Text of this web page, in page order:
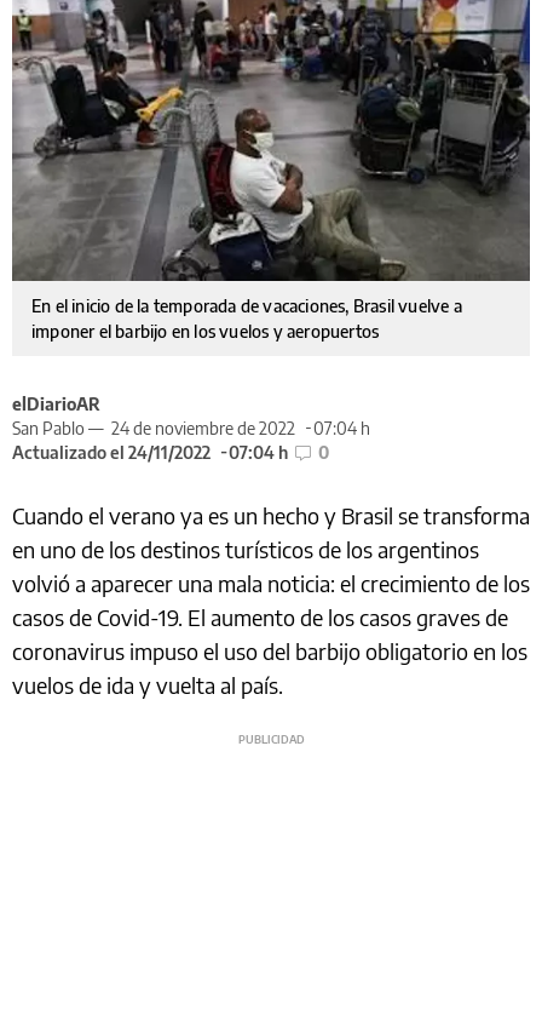
En el inicio de la temporada de vacaciones, Brasil vuelve a
imponer el barbijo en los vuelos y aeropuertos
elDiarioAR
San Pablo — 24 de noviembre de 2022
07:04 h
Actualizado el 24/11/2022
07:04 h 0
Cuando el verano ya es un hecho y Brasil se transforma
en uno de los destinos turísticos de los argentinos
volvió a aparecer una mala noticia: el crecimiento de los
casos de Covid-19. El aumento de los casos graves de
coronavirus impuso el uso del barbijo obligatorio en los
vuelos de ida y vuelta al país.